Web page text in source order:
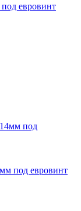
евровинт
под евровинт